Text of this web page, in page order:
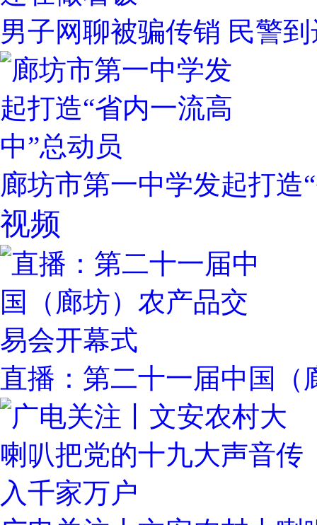
男子网聊被骗传销 民警
廊坊市第一中学发起打造
视频
直播：第二十一届中国